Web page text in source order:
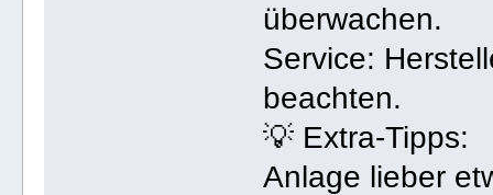
überwachen.
Service:
beachten.
💡 Extra-Tipps:
Anlage lieber